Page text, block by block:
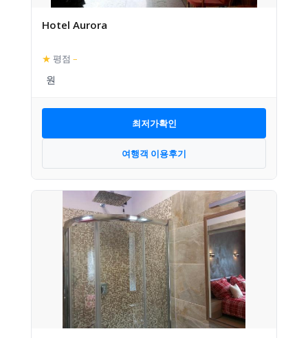
Hotel Aurora
★ 평점 –
최저가확인
여행객 이용후기